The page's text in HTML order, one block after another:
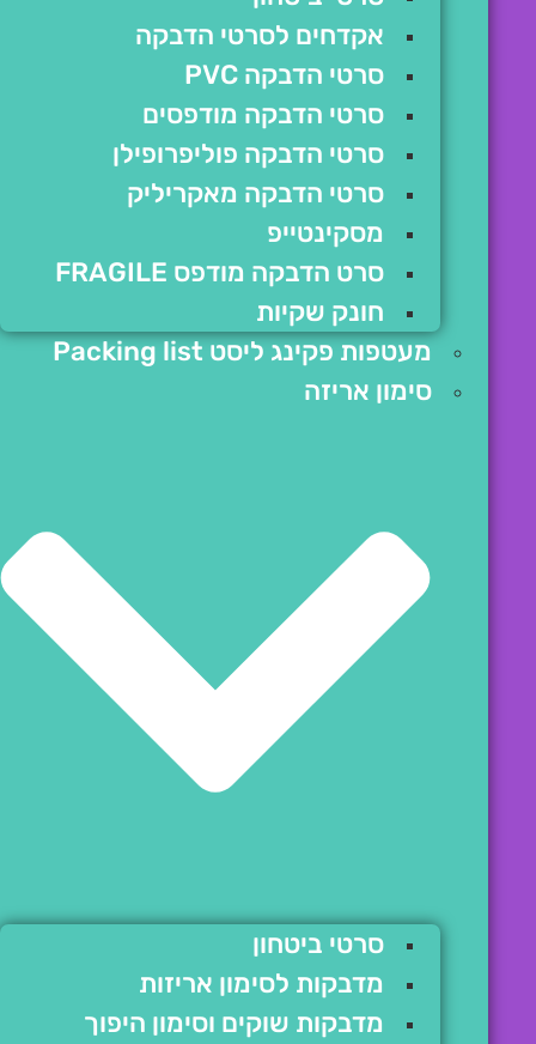
אקדחים לסרטי הדבקה
סרטי הדבקה PVC
סרטי הדבקה מודפסים
סרטי הדבקה פוליפרופילן
סרטי הדבקה מאקריליק
מסקינטייפ
סרט הדבקה מודפס FRAGILE
חונק שקיות
מעטפות פקינג ליסט Packing list
סימון אריזה
סרטי ביטחון
מדבקות לסימון אריזות
מדבקות שוקים וסימון היפוך